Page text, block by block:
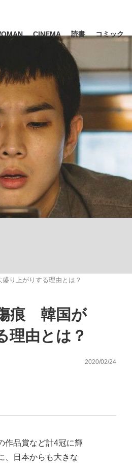
インタビュー
失敗する。でも…」本田圭佑が初めて
分析は一切聞かれなかった」侍ジャパン
日本生まれのK-POPアイドルた
CINEMA 読書 コミック
彰二 #内田有紀
#松田聖子
り上がりする理由とは？
痕 韓国が
理由とは？
2020/02/24
作品賞など計4冠に輝
、日本からも大きな